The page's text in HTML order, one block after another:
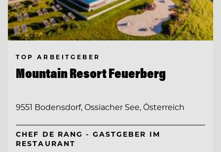
TOP ARBEITGEBER
Mountain Resort Feuerberg
9551 Bodensdorf, Ossiacher See, Österreich
CHEF DE RANG - GASTGEBER IM
RESTAURANT